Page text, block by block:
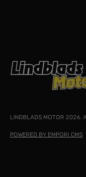
LINDBLADS MOTOR 2026.
POWERED BY EMPORI CMS